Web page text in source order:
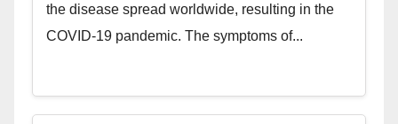
the disease spread worldwide, resulting in the
COVID-19 pandemic. The symptoms of...